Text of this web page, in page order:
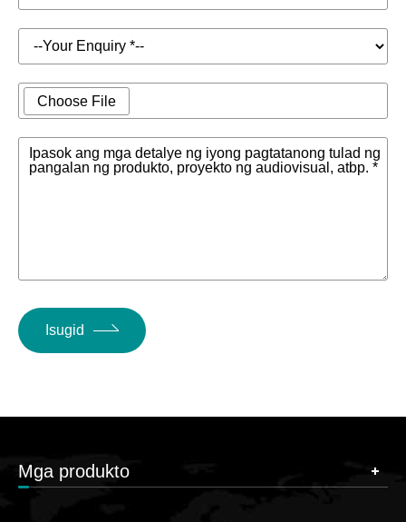
Choose File
Ipasok ang mga detalye ng iyong pagtatanong tulad ng
pangalan ng produkto, proyekto ng audiovisual, atbp. *
Isugid
Mga produkto